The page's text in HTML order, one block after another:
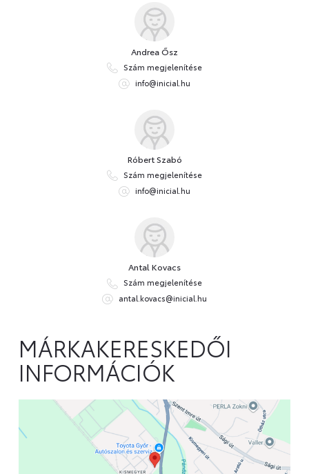
Andrea Ősz
Szám megjelenítése
info@inicial.hu
Róbert Szabó
Szám megjelenítése
info@inicial.hu
Antal Kovacs
Szám megjelenítése
antal.kovacs@inicial.hu
MÁRKAKERESKEDŐI
INFORMÁCIÓK